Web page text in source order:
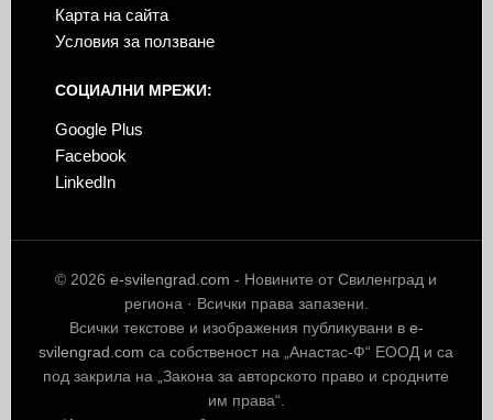
Карта на сайта
Условия за ползване
СОЦИАЛНИ МРЕЖИ:
Google Plus
Facebook
LinkedIn
© 2026e-svilengrad.com - Новините от Свиленград и
региона · Всички права запазени.
Всички текстове и изображения публикувани в e-
svilengrad.com са собственост на „Анастас-Ф“ ЕООД и са
под закрила на „Закона за авторското право и сродните
им права“.